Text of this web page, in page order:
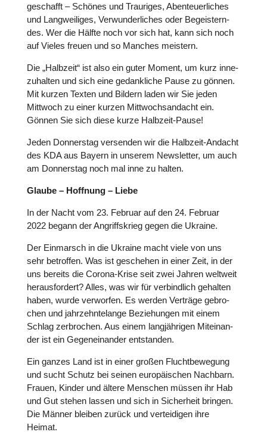
geschafft – Schönes und Trau­ri­ges, Aben­teu­er­li­ches
und Lang­wei­li­ges, Ver­wun­der­li­ches oder Begeis­tern­
des. Wer die Hälfte noch vor sich hat, kann sich noch
auf Vieles freuen und so Manches meistern.
Die „Halbzeit“ ist also ein guter Moment, um kurz inne­
zu­hal­ten und sich eine gedank­li­che Pause zu gönnen.
Mit kurzen Texten und Bildern laden wir Sie jeden
Mittwoch zu einer kurzen Mitt­woch­s­an­dacht ein.
Gönnen Sie sich diese kurze Halbzeit-Pause!
Jeden Don­ners­tag ver­sen­den wir die Halbzeit-Andacht
des KDA aus Bayern in unserem News­let­ter, um auch
am Don­ners­tag noch mal inne zu halten.
Glaube – Hoffnung – Liebe
In der Nacht vom 23. Februar auf den 24. Februar
2022 begann der Angriffs­krieg gegen die Ukraine.
Der Ein­marsch in die Ukraine macht viele von uns
sehr betrof­fen. Was ist gesche­hen in einer Zeit, in der
uns bereits die Corona-Krise seit zwei Jahren weltweit
her­aus­for­dert? Alles, was wir für ver­bind­lich gehalten
haben, wurde ver­wor­fen. Es werden Verträge gebro­
chen und jahr­zehn­te­lange Bezie­hun­gen mit einem
Schlag zer­bro­chen. Aus einem lang­jäh­ri­gen Mit­ein­an­
der ist ein Gegen­ein­an­der ent­stan­den.
Ein ganzes Land ist in einer großen Flucht­be­we­gung
und sucht Schutz bei seinen euro­päi­schen Nachbarn.
Frauen, Kinder und ältere Menschen müssen ihr Hab
und Gut stehen lassen und sich in Sicher­heit bringen.
Die Männer bleiben zurück und ver­tei­di­gen ihre
Heimat.